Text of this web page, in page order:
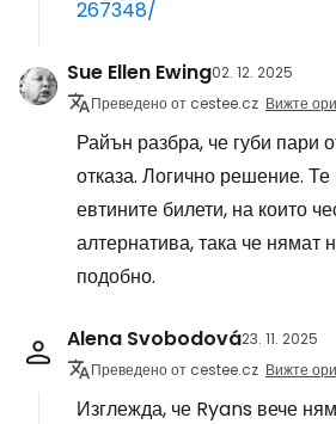
267348/
Sue Ellen Ewing02. 12. 2025
Преведено от cestee.cz Вижте
Райън разбра, че губи пари
отказа. Логично решение.
евтините билети, на които
алтернатива, така че нямат
подобно.
Alena Svobodová23. 11. 2025
Преведено от cestee.cz Вижте
Изглежда, че Ryans вече